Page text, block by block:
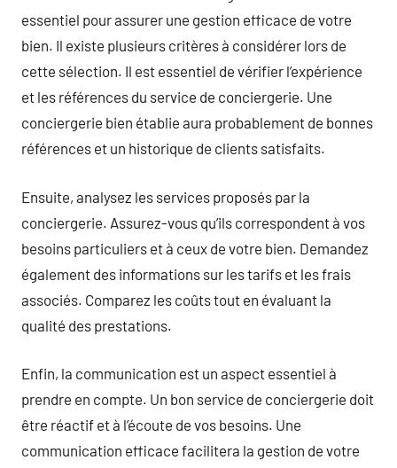
essentiel pour assurer une gestion efficace de votre
bien. Il existe plusieurs critères à considérer lors de
cette sélection. Il est essentiel de vérifier l’expérience
et les références du service de conciergerie. Une
conciergerie bien établie aura probablement de bonnes
références et un historique de clients satisfaits.
Ensuite, analysez les services proposés par la
conciergerie. Assurez-vous qu’ils correspondent à vos
besoins particuliers et à ceux de votre bien. Demandez
également des informations sur les tarifs et les frais
associés. Comparez les coûts tout en évaluant la
qualité des prestations.
Enfin, la communication est un aspect essentiel à
prendre en compte. Un bon service de conciergerie doit
être réactif et à l’écoute de vos besoins. Une
communication efficace facilitera la gestion de votre